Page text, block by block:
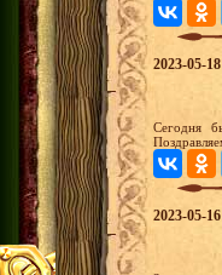
2023-05-
Сегодня
2023-05-